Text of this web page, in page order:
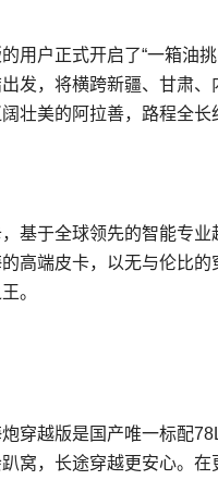
用户正式开启了“一箱油
发，将横跨新疆、甘肃
壮美的阿拉善，路程全
基于全球领先的智能专
高端皮卡，以无与伦比
。
穿越版是国产唯一标配
窝，长途穿越更安心。